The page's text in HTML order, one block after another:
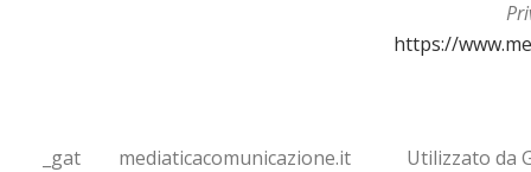
https://
_gat mediaticacomunicazione.it
Utilizzato da